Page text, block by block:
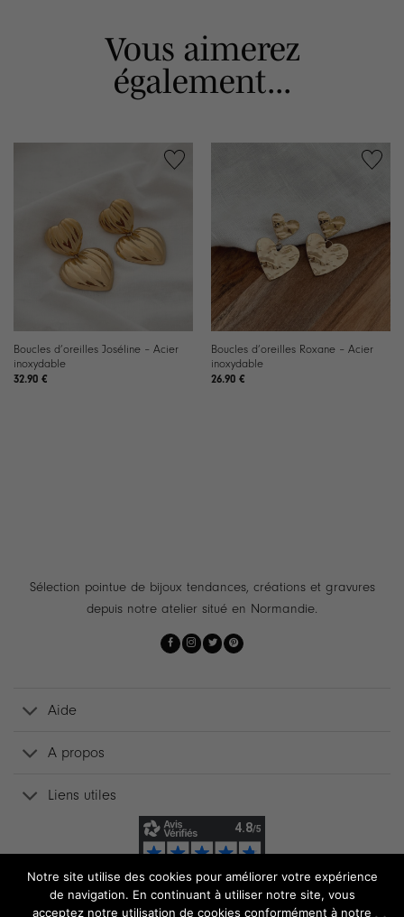
Vous aimerez
également...
Boucles d’oreilles Joséline – Acier
inoxydable
32.90 €
Boucles d’oreilles Roxane – Acier
inoxydable
26.90 €
Sélection pointue de bijoux tendances, créations et gravures
depuis notre atelier situé en Normandie.
Aide
A propos
Liens utiles
Notre site utilise des cookies pour améliorer votre expérience
de navigation. En continuant à utiliser notre site, vous
acceptez notre utilisation de cookies conformément à notre